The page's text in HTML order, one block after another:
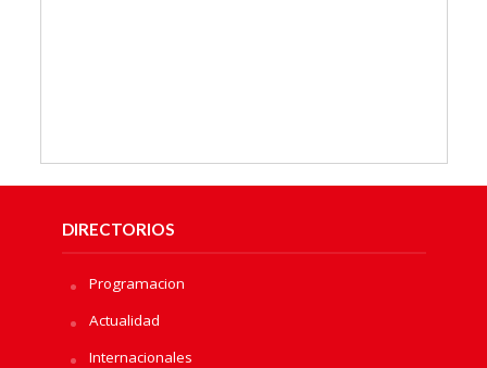
DIRECTORIOS
Programacion
Actualidad
Internacionales